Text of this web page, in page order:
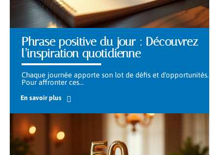
Phrase positive du jour : Découvrez
l’inspiration quotidienne
Chaque journée apporte son lot de défis et d'opportunités.
Pour affronter ces…
En savoir plus